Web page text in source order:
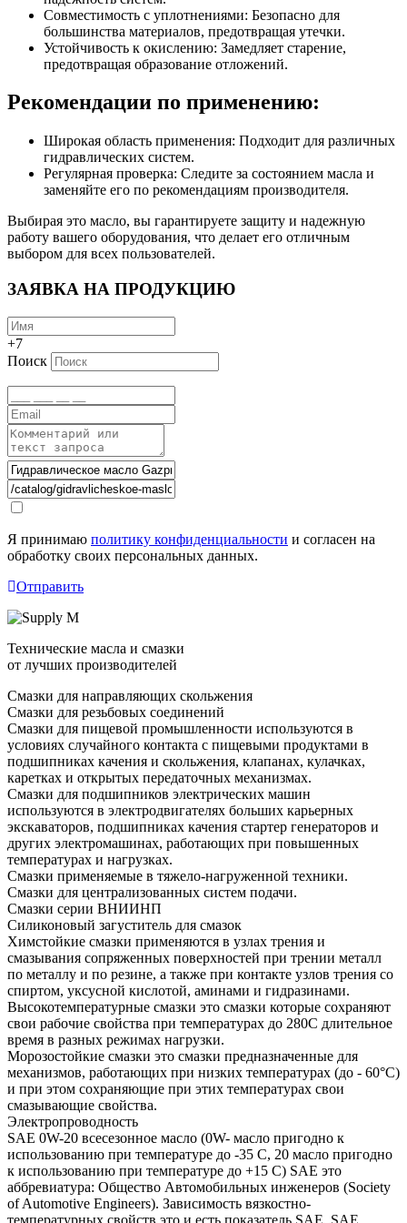
Совместимость с уплотнениями: Безопасно для
большинства материалов, предотвращая утечки.
Устойчивость к окислению: Замедляет старение,
предотвращая образование отложений.
Рекомендации по применению:
Широкая область применения: Подходит для различных
гидравлических систем.
Регулярная проверка: Следите за состоянием масла и
заменяйте его по рекомендациям производителя.
Выбирая это масло, вы гарантируете защиту и надежную
работу вашего оборудования, что делает его отличным
выбором для всех пользователей.
ЗАЯВКА НА ПРОДУКЦИЮ
+7
Поиск
Я принимаю политику конфиденциальности и согласен на
обработку своих персональных данных.
Отправить
Технические масла и смазки
от лучших производителей
Смазки для направляющих скольжения
Смазки для резьбовых соединений
Смазки для пищевой промышленности используются в
условиях случайного контакта с пищевыми продуктами в
подшипниках качения и скольжения, клапанах, кулачках,
каретках и открытых передаточных механизмах.
Смазки для подшипников электрических машин
используются в электродвигателях больших карьерных
экскаваторов, подшипниках качения стартер генераторов и
других электромашинах, работающих при повышенных
температурах и нагрузках.
Смазки применяемые в тяжело-нагруженной техники.
Смазки для централизованных систем подачи.
Смазки серии ВНИИНП
Силиконовый загуститель для смазок
Химстойкие смазки применяются в узлах трения и
смазывания сопряженных поверхностей при трении металл
по металлу и по резине, а также при контакте узлов трения со
спиртом, уксусной кислотой, аминами и гидразинами.
Высокотемпературные смазки это смазки которые сохраняют
свои рабочие свойства при температурах до 280С длительное
время в разных режимах нагрузки.
Морозостойкие смазки это смазки предназначенные для
механизмов, работающих при низких температурах (до - 60°С)
и при этом сохраняющие при этих температурах свои
смазывающие свойства.
Электропроводность
SAE 0W-20 всесезонное масло (0W- масло пригодно к
использованию при температуре до -35 С, 20 масло пригодно
к использованию при температуре до +15 С) SAE это
аббревиатура: Общество Автомобильных инженеров (Society
of Automotive Engineers). Зависимость вязкостно-
температурных свойств это и есть показатель SAE. SAE